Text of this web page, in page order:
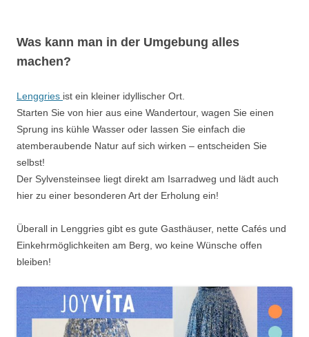
Was kann man in der Umgebung alles
machen?
Lenggries ist ein kleiner idyllischer Ort.
Starten Sie von hier aus eine Wandertour, wagen Sie einen
Sprung ins kühle Wasser oder lassen Sie einfach die
atemberaubende Natur auf sich wirken – entscheiden Sie
selbst!
Der Sylvensteinsee liegt direkt am Isarradweg und lädt auch
hier zu einer besonderen Art der Erholung ein!
Überall in Lenggries gibt es gute Gasthäuser, nette Cafés und
Einkehrmöglichkeiten am Berg, wo keine Wünsche offen
bleiben!